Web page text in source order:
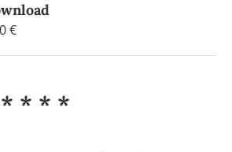
€
* * *